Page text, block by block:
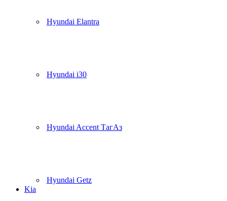
Hyundai Elantra
Hyundai i30
Hyundai Accent ТагАз
Hyundai Getz
Kia